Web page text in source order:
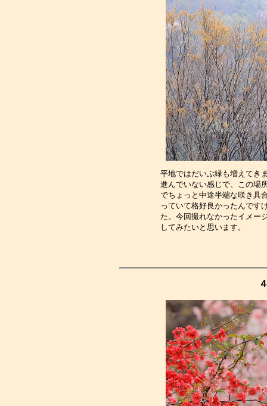
平地ではだいぶ緑も増えてき
進んでいない感じで、この場
でちょっと中途半端な咲き具
っていて格好良かったんです
た。今回撮れなかったイメー
してみた